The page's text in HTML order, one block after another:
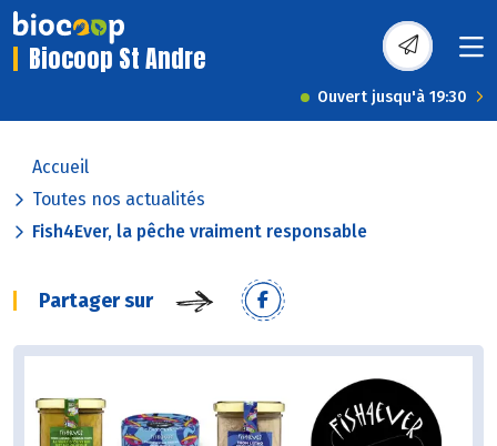
Biocoop St Andre
Ouvert jusqu'à 19:30
Accueil
Toutes nos actualités
Fish4Ever, la pêche vraiment responsable
Partager sur